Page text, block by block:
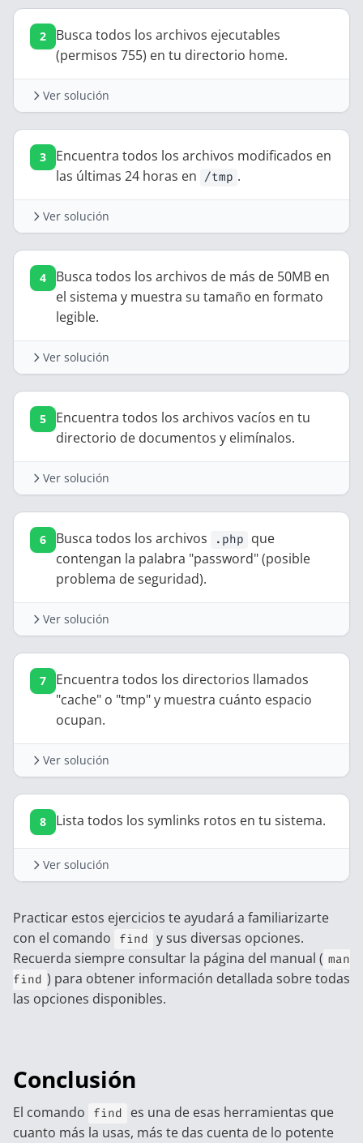
find /var/log -name "*.log"
Busca todos los archivos ejecutables
(permisos 755) en tu directorio home.
Ver solución
find -type f -perm 755
Encuentra todos los archivos modificados en
las últimas 24 horas en /tmp .
Ver solución
find /tmp -type -mtime
Busca todos los archivos de más de 50MB en
el sistema y muestra su tamaño en formato
legible.
Ver solución
find -type f -size +50M -exec -lh
Encuentra todos los archivos vacíos en tu
directorio de documentos y elimínalos.
Ver solución
find ~/Documents -type -empty
Busca todos los archivos .php que
contengan la palabra "password" (posible
problema de seguridad).
Ver solución
find -type f -name "*.php" -exec grep
Encuentra todos los directorios llamados
"cache" o "tmp" y muestra cuánto espacio
ocupan.
Ver solución
find / -type -name "cache" -or
Lista todos los symlinks rotos en tu sistema.
Ver solución
find / -xtype l 2>/dev/null
Practicar estos ejercicios te ayudará a familiarizarte
con el comando
find y sus diversas opciones.
Recuerda siempre consultar la página del manual ( man
find ) para obtener información detallada sobre todas
las opciones disponibles.
Conclusión
El comando find
es una de esas herramientas que
cuanto más la usas, más te das cuenta de lo potente